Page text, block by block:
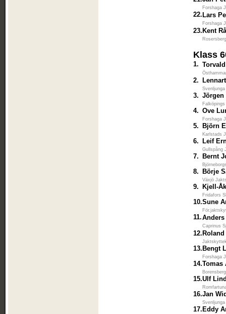
Forshaga
22. Lars
Forshaga
23. Kent
Klass
1.
2.
3. Jörgen
4. Ove
Forshaga
5. Björn
Karlstads
6. Leif
Gullspång
7. Bernt
8. Börje
Växjö
9. Kjell-
Fridafors
10.Sune
11.
Caprinus
12.
13. Bengt
Forshaga
14.Tomas
15.Ulf
16.Jan
17. Eddy